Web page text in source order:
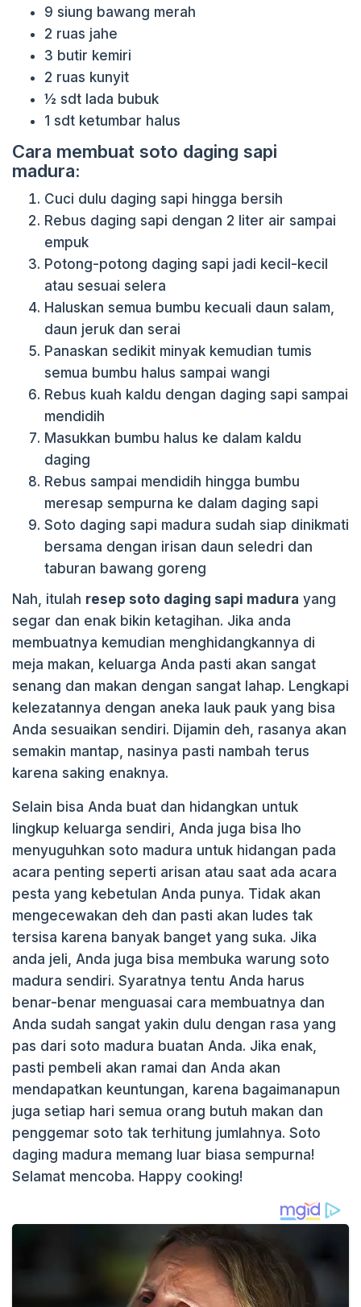
9 siung bawang merah
2 ruas jahe
3 butir kemiri
2 ruas kunyit
½ sdt lada bubuk
1 sdt ketumbar halus
Cara membuat soto daging sapi
madura:
Cuci dulu daging sapi hingga bersih
Rebus daging sapi dengan 2 liter air sampai
empuk
Potong-potong daging sapi jadi kecil-kecil
atau sesuai selera
Haluskan semua bumbu kecuali daun salam,
daun jeruk dan serai
Panaskan sedikit minyak kemudian tumis
semua bumbu halus sampai wangi
Rebus kuah kaldu dengan daging sapi sampai
mendidih
Masukkan bumbu halus ke dalam kaldu
daging
Rebus sampai mendidih hingga bumbu
meresap sempurna ke dalam daging sapi
Soto daging sapi madura sudah siap dinikmati
bersama dengan irisan daun seledri dan
taburan bawang goreng
Nah, itulah resep soto daging sapi madura yang
segar dan enak bikin ketagihan. Jika anda
membuatnya kemudian menghidangkannya di
meja makan, keluarga Anda pasti akan sangat
senang dan makan dengan sangat lahap. Lengkapi
kelezatannya dengan aneka lauk pauk yang bisa
Anda sesuaikan sendiri. Dijamin deh, rasanya akan
semakin mantap, nasinya pasti nambah terus
karena saking enaknya.
Selain bisa Anda buat dan hidangkan untuk
lingkup keluarga sendiri, Anda juga bisa lho
menyuguhkan soto madura untuk hidangan pada
acara penting seperti arisan atau saat ada acara
pesta yang kebetulan Anda punya. Tidak akan
mengecewakan deh dan pasti akan ludes tak
tersisa karena banyak banget yang suka. Jika
anda jeli, Anda juga bisa membuka warung soto
madura sendiri. Syaratnya tentu Anda harus
benar-benar menguasai cara membuatnya dan
Anda sudah sangat yakin dulu dengan rasa yang
pas dari soto madura buatan Anda. Jika enak,
pasti pembeli akan ramai dan Anda akan
mendapatkan keuntungan, karena bagaimanapun
juga setiap hari semua orang butuh makan dan
penggemar soto tak terhitung jumlahnya. Soto
daging madura memang luar biasa sempurna!
Selamat mencoba. Happy cooking!